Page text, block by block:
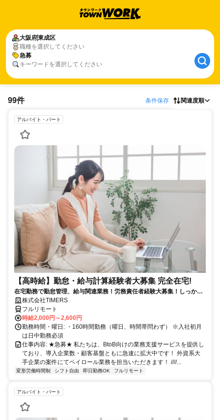
大阪府東成区
職種を選択してください
急募
キーワードを選択してください
99件 条件保存 関連度順
アルバイト・パート
【高時給】勤怠・給与計算経験者大募集 完全在宅!
在宅勤務で勤怠管理、給与関連業務！労務責任者経験大募集！しっかり
稼ぎたい方、注目！
株式会社TIMERS
フルリモート
時給2,000円～2,600円
勤務時間・曜日: ・160時間勤務（曜日、時間帯問わず） ※入社初月
は日中勤務必須
仕事内容: ★急募★ 私たちは、BtoB向けの業務支援サービスを提供し
ており、導入企業数・顧客基盤ともに急速に拡大中です！ 外資系大
手企業の案件にてペイロール業務を担当いただきます！ ////...
変形労働時間制 シフト自由 即日勤務OK フルリモート
アルバイト・パート